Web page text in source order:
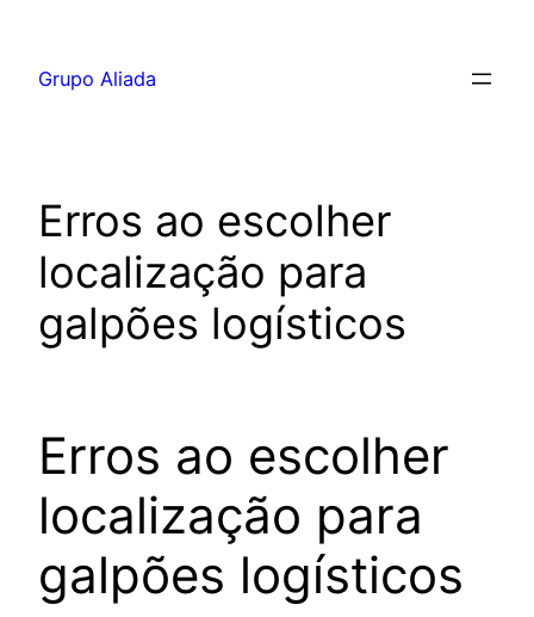
Grupo Aliada
Erros ao escolher
localização para
galpões logísticos
Erros ao escolher
localização para
galpões logísticos